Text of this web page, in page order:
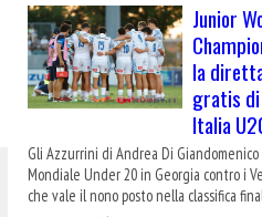
Junior
la
gratis
Italia
Gli Azzurrini di Andrea Di
Mondiale Under 20 in Georgia contro i
che vale il nono posto nella classifica